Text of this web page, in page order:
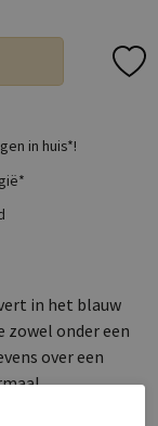
in huis*!
in het blauw
zowel onder een
over een